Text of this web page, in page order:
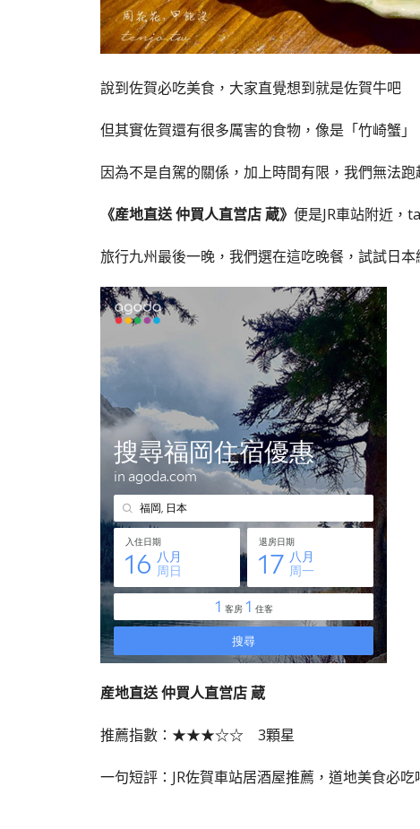
說到佐賀必吃美食，大家直覺想到就是佐賀牛吧
但其實佐賀還有很多厲害的食物，像是「竹崎蟹」
因為不是自駕的關係，加上時間有限，我們無法
《産地直送 仲買人直営店 蔵》 便是JR車站附近，
旅行九州最後一晚，我們選在這吃晚餐，試試日本
産地直送 仲買人直営店 蔵
推薦指數：★★★☆☆ 3顆星
一句短評：JR佐賀車站居酒屋推薦，道地美食必吃